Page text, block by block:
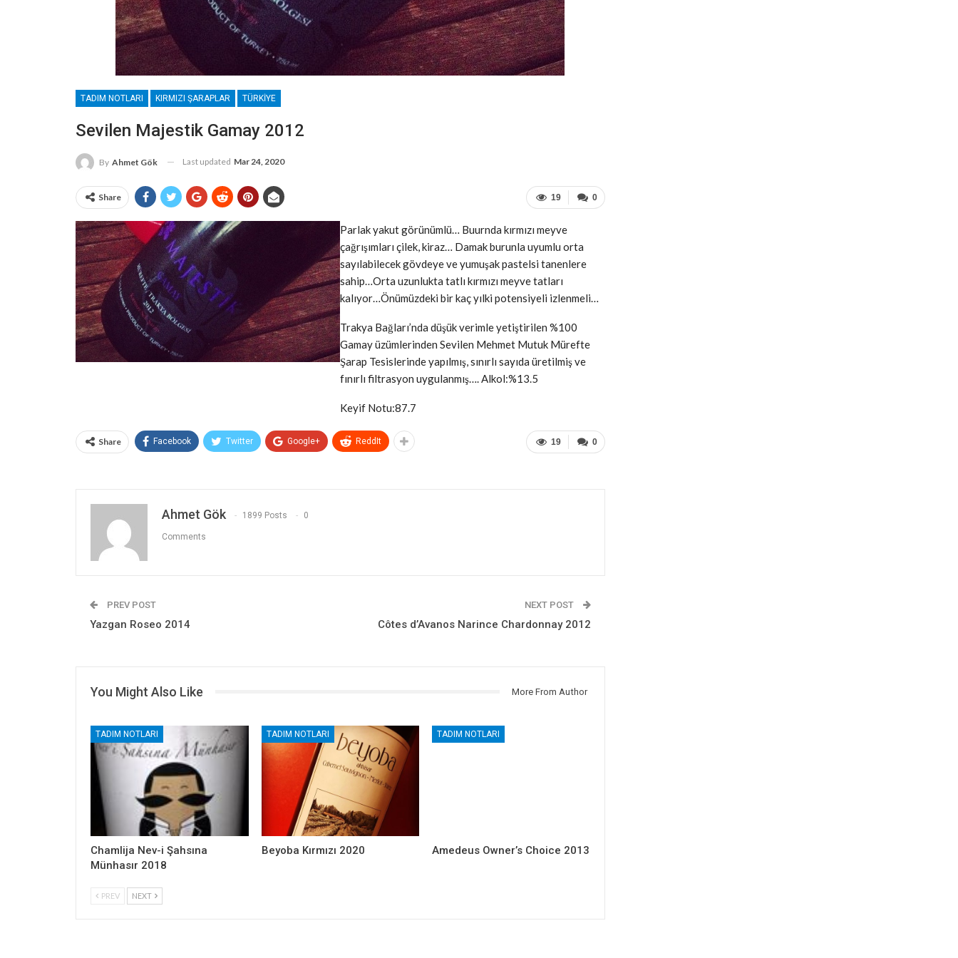
TADIM NOTLARI KIRMIZI ŞARAPLAR TÜRKIYE
Sevilen Majestik Gamay 2012
By Ahmet Gök Last updated Mar 24, 2020
0
19
Share
Parlak yakut görünümlü… Buurnda kırmızı meyve
çağrışımları çilek, kiraz… Damak burunla uyumlu orta
sayılabilecek gövdeye ve yumuşak pastelsi tanenlere
sahip…Orta uzunlukta tatlı kırmızı meyve tatları
kalıyor…Önümüzdeki bir kaç yılki potensiyeli izlenmeli…
Trakya Bağları’nda düşük verimle yetiştirilen %100
Gamay üzümlerinden Sevilen Mehmet Mutuk Mürefte
Şarap Tesislerinde yapılmış, sınırlı sayıda üretilmiş ve
fınırlı filtrasyon uygulanmış…. Alkol:%13.5
Keyif Notu:87.7
0
19
Share Facebook Twitter Google+ ReddIt
Ahmet Gök 1899 Posts 0
Comments
PREV POST
Yazgan Roseo 2014
NEXT POST
Côtes d’Avanos Narince Chardonnay 2012
You Might Also Like More From Author
TADIM NOTLARI
Chamlija Nev-i Şahsına
Münhasır 2018
TADIM NOTLARI
Beyoba Kırmızı 2020
TADIM NOTLARI
Amedeus Owner’s Choice 2013
PREV NEXT